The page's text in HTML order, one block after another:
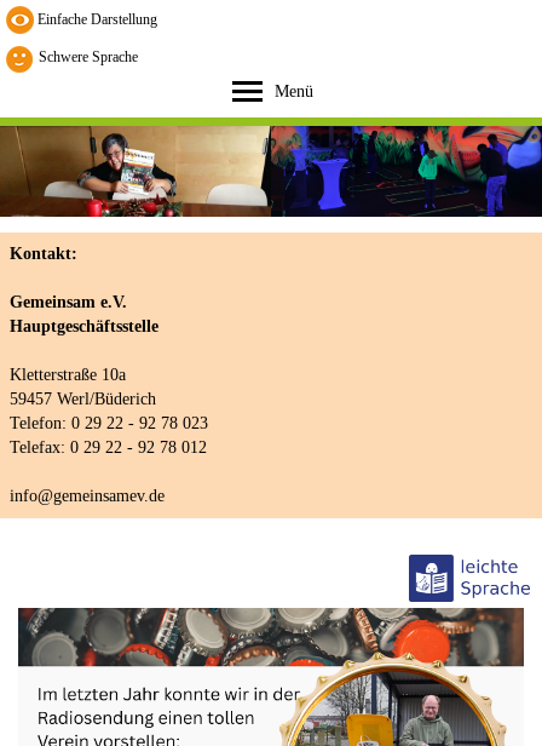
Schwere Sprache
Menü
Kontakt:
Gemeinsam e.V.
Hauptgeschäftsstelle
Kletterstraße 10a
59457 Werl/Büderich
Telefon: 0 29 22 - 92 78 023
Telefax: 0 29 22 - 92 78 012
info@gemeinsamev.de